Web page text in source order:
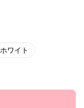
ホワイト